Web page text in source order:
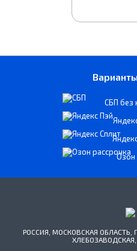
СБП без
Озон
РОССИЯ, МОСКОВСКАЯ
ХЛЕБОЗАВОДСКАЯ,